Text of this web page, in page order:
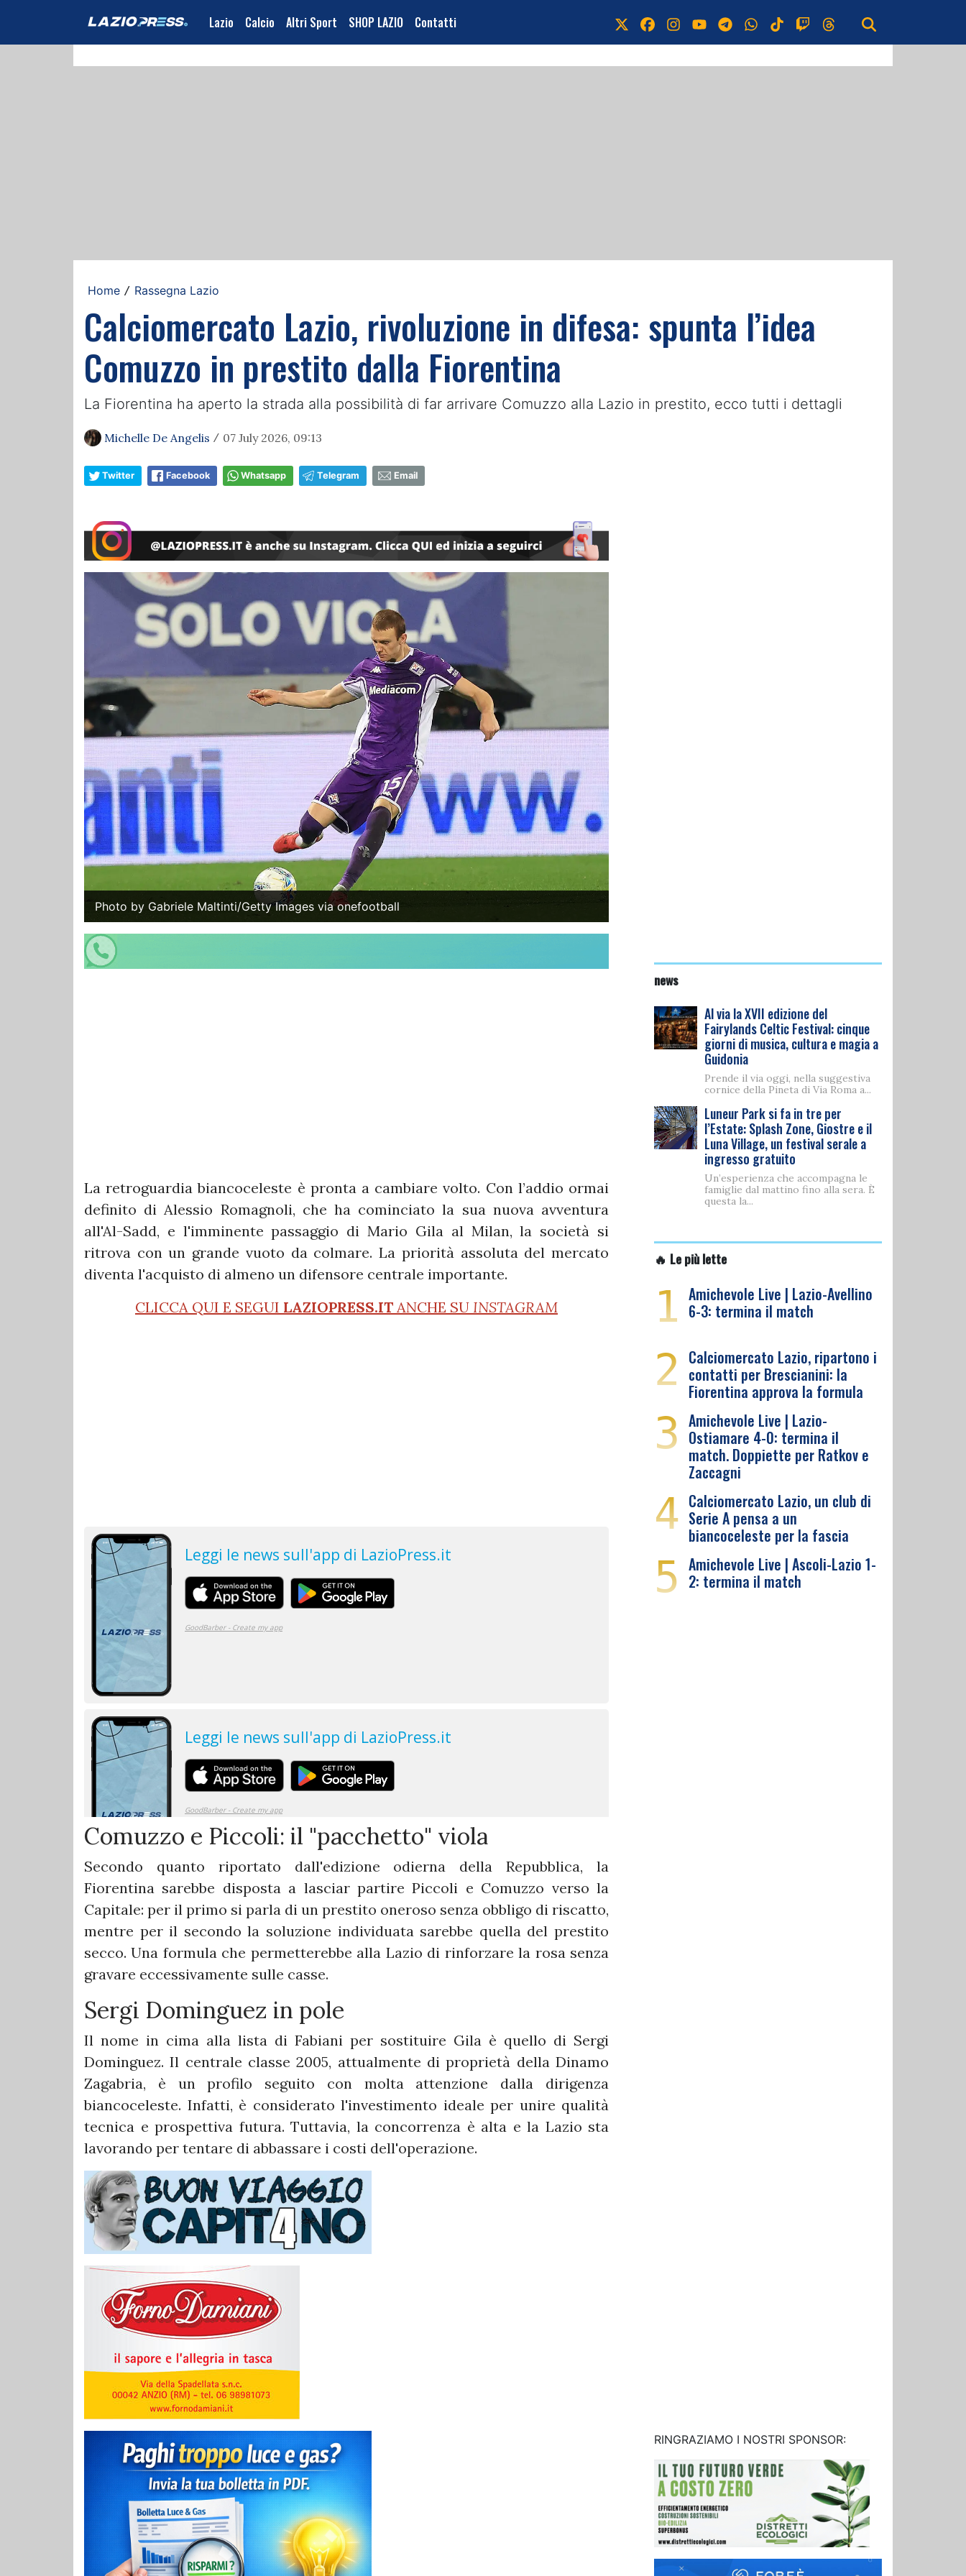
Lazio Calcio Altri Sport SHOP LAZIO Contatti
Home / Rassegna Lazio
Calciomercato Lazio, rivoluzione in difesa: spunta l’idea
Comuzzo in prestito dalla Fiorentina
La Fiorentina ha aperto la strada alla possibilità di far arrivare Comuzzo alla Lazio in prestito, ecco tutti i dettagli
Michelle De Angelis / 07 July 2026, 09:13
Twitter Facebook Whatsapp Telegram Email
Photo by Gabriele Maltinti/Getty Images via onefootball
La retroguardia biancoceleste è pronta a cambiare volto. Con l’addio ormai
definito di Alessio Romagnoli, che ha cominciato la sua nuova avventura
all'Al-Sadd, e l'imminente passaggio di Mario Gila al Milan, la società si
ritrova con un grande vuoto da colmare. La priorità assoluta del mercato
diventa l'acquisto di almeno un difensore centrale importante.
CLICCA QUI E SEGUI LAZIOPRESS.IT ANCHE SU INSTAGRAM
Comuzzo e Piccoli: il "pacchetto" viola
Secondo quanto riportato dall'edizione odierna della Repubblica, la
Fiorentina sarebbe disposta a lasciar partire Piccoli e Comuzzo verso la
Capitale: per il primo si parla di un prestito oneroso senza obbligo di riscatto,
mentre per il secondo la soluzione individuata sarebbe quella del prestito
secco. Una formula che permetterebbe alla Lazio di rinforzare la rosa senza
gravare eccessivamente sulle casse.
Sergi Dominguez in pole
Il nome in cima alla lista di Fabiani per sostituire Gila è quello di Sergi
Dominguez. Il centrale classe 2005, attualmente di proprietà della Dinamo
Zagabria, è un profilo seguito con molta attenzione dalla dirigenza
biancoceleste. Infatti, è considerato l'investimento ideale per unire qualità
tecnica e prospettiva futura. Tuttavia, la concorrenza è alta e la Lazio sta
lavorando per tentare di abbassare i costi dell'operazione.
news
Al via la XVII edizione del
Fairylands Celtic Festival: cinque
giorni di musica, cultura e magia a
Guidonia
Prende il via oggi, nella suggestiva
cornice della Pineta di Via Roma a...
Luneur Park si fa in tre per
l’Estate: Splash Zone, Giostre e il
Luna Village, un festival serale a
ingresso gratuito
Un’esperienza che accompagna le
famiglie dal mattino fino alla sera. È
questa la...
🔥 Le più lette
1 Amichevole Live | Lazio-Avellino
6-3: termina il match
2 Calciomercato Lazio, ripartono i
contatti per Brescianini: la
Fiorentina approva la formula
3 Amichevole Live | Lazio-
Ostiamare 4-0: termina il
match. Doppiette per Ratkov e
Zaccagni
4 Calciomercato Lazio, un club di
Serie A pensa a un
biancoceleste per la fascia
5 Amichevole Live | Ascoli-Lazio 1-
2: termina il match
RINGRAZIAMO I NOSTRI SPONSOR: